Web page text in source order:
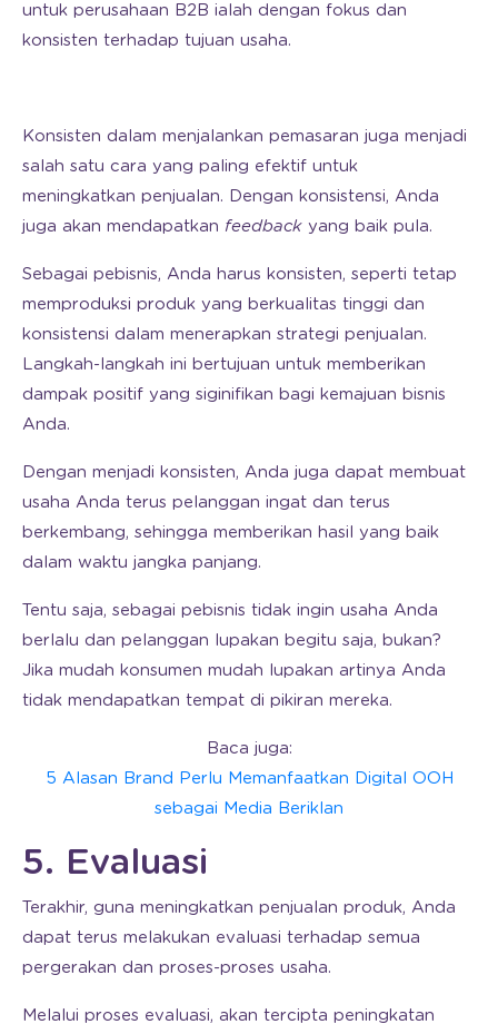
untuk perusahaan B2B ialah dengan fokus dan
konsisten terhadap tujuan usaha.
Konsisten dalam menjalankan pemasaran juga menjadi
salah satu cara yang paling efektif untuk
meningkatkan penjualan. Dengan konsistensi, Anda
juga akan mendapatkan feedback yang baik pula.
Sebagai pebisnis, Anda harus konsisten, seperti tetap
memproduksi produk yang berkualitas tinggi dan
konsistensi dalam menerapkan strategi penjualan.
Langkah-langkah ini bertujuan untuk memberikan
dampak positif yang siginifikan bagi kemajuan bisnis
Anda.
Dengan menjadi konsisten, Anda juga dapat membuat
usaha Anda terus pelanggan ingat dan terus
berkembang, sehingga memberikan hasil yang baik
dalam waktu jangka panjang.
Tentu saja, sebagai pebisnis tidak ingin usaha Anda
berlalu dan pelanggan lupakan begitu saja, bukan?
Jika mudah konsumen mudah lupakan artinya Anda
tidak mendapatkan tempat di pikiran mereka.
Baca juga:
5 Alasan Brand Perlu Memanfaatkan Digital OOH
sebagai Media Beriklan
5. Evaluasi
Terakhir, guna meningkatkan penjualan produk, Anda
dapat terus melakukan evaluasi terhadap semua
pergerakan dan proses-proses usaha.
Melalui proses evaluasi, akan tercipta peningkatan